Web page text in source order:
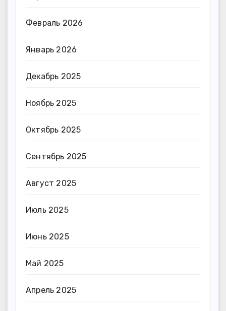
Февраль 2026
Январь 2026
Декабрь 2025
Ноябрь 2025
Октябрь 2025
Сентябрь 2025
Август 2025
Июль 2025
Июнь 2025
Май 2025
Апрель 2025